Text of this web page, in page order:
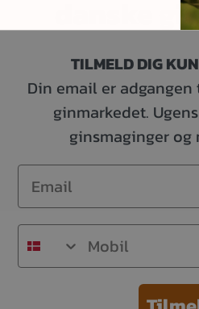
danske
TILMELD DIG
Din email er
ginmarkedet.
ginsmaginger og
Email
Mobil